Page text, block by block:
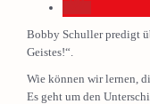
Bobby Schuller predigt
Geistes!“.
Wie können wir lernen,
Es geht um den